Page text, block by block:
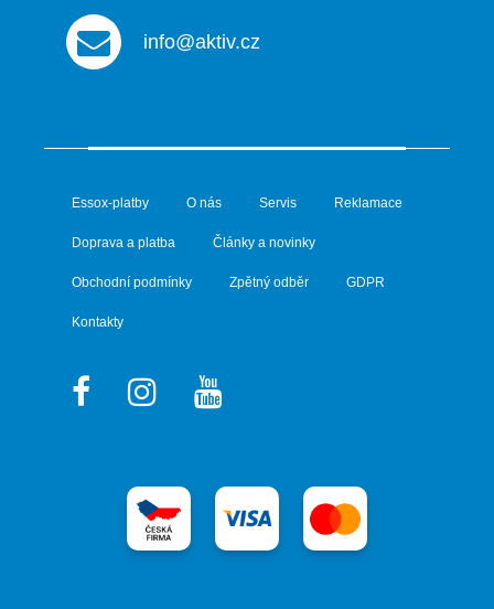
info@aktiv.cz
Essox-platby O nás Servis Reklamace
Doprava a platba Články a novinky
Obchodní podmínky Zpětný odběr GDPR
Kontakty